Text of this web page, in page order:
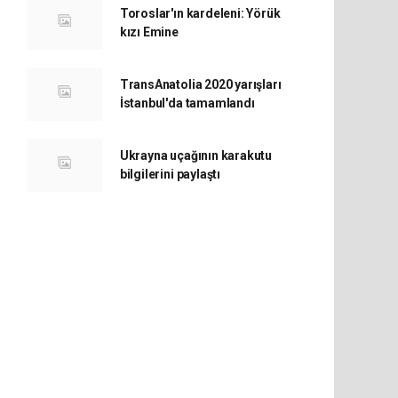
Toroslar'ın kardeleni: Yörük
kızı Emine
TransAnatolia 2020 yarışları
İstanbul'da tamamlandı
Ukrayna uçağının karakutu
bilgilerini paylaştı